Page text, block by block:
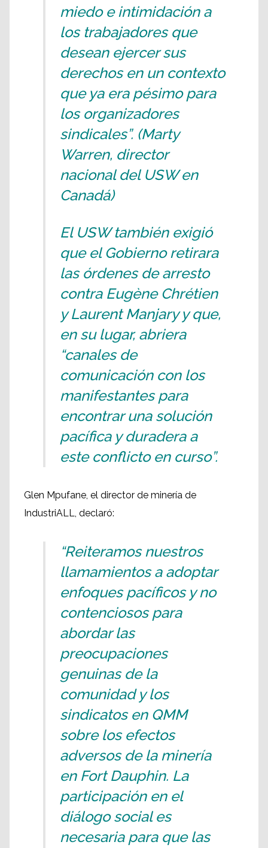
miedo e intimidación a
los trabajadores que
desean ejercer sus
derechos en un contexto
que ya era pésimo para
los organizadores
sindicales”. (Marty
Warren, director
nacional del USW en
Canadá)
El USW también exigió
que el Gobierno retirara
las órdenes de arresto
contra Eugène Chrétien
y Laurent Manjary y que,
en su lugar, abriera
“canales de
comunicación con los
manifestantes para
encontrar una solución
pacífica y duradera a
este conflicto en curso”.
Glen Mpufane, el director de minería de
IndustriALL, declaró:
“Reiteramos nuestros
llamamientos a adoptar
enfoques pacíficos y no
contenciosos para
abordar las
preocupaciones
genuinas de la
comunidad y los
sindicatos en QMM
sobre los efectos
adversos de la minería
en Fort Dauphin. La
participación en el
diálogo social es
necesaria para que las